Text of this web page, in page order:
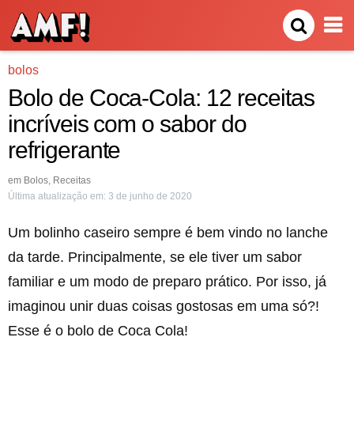
bolos
Bolo de Coca-Cola: 12 receitas
incríveis com o sabor do
refrigerante
em Bolos, Receitas
Última atualização em: 3 de junho de 2020
Um bolinho caseiro sempre é bem vindo no lanche
da tarde. Principalmente, se ele tiver um sabor
familiar e um modo de preparo prático. Por isso, já
imaginou unir duas coisas gostosas em uma só?!
Esse é o bolo de Coca Cola!